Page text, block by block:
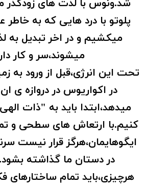
شد.ونوس با لذت های زودگذر
پلوتو با درد هایی که به خاطر
میکشیم و در اخر تبدیل به
میشوند،سر و کار
تحت این انرژی،قبل از ورود به
در اکواریوس در دروازه ی
میدهد،ابتدا باید به "ذات
کنیم.با ارتعاش های سطحی و
ایگوهایمان،هرگز قرار نیست
در دستان ما گذاشته
هرچیزی،باید تمام ساختارهای